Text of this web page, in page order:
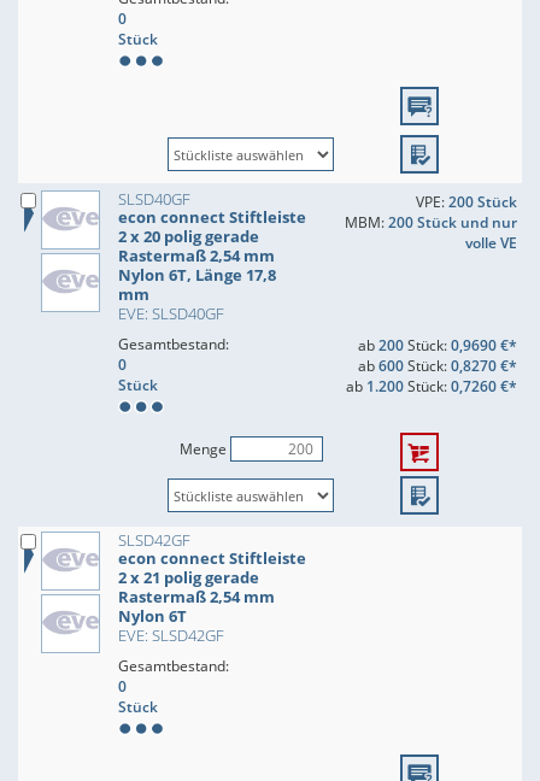
0
Stück
SLSD40GF
econ connect Stiftleiste
2 x 20 polig gerade
Rastermaß 2,54 mm
Nylon 6T, Länge 17,8
mm
EVE: SLSD40GF
VPE:200 Stück
MBM:200 Stück und nur
volle VE
Gesamtbestand:
0
Stück
ab200Stück:0,9690 €*
ab600Stück:0,8270 €*
ab 1.200Stück:0,7260 €*
Menge
SLSD42GF
econ connect Stiftleiste
2 x 21 polig gerade
Rastermaß 2,54 mm
Nylon 6T
EVE: SLSD42GF
Gesamtbestand:
0
Stück